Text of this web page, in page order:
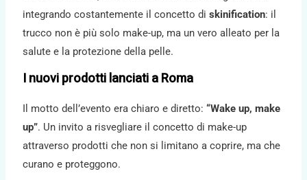
integrando costantemente il concetto diskinification: il
trucco non è più solo make-up, ma un vero alleato per la
salute e la protezione della pelle.
I nuovi prodotti lanciati a Roma
Il motto dell’evento era chiaro e diretto:“Wake up, make
up”. Un invito a risvegliare il concetto di make-up
attraverso prodotti che non si limitano a coprire, ma che
curano e proteggono.